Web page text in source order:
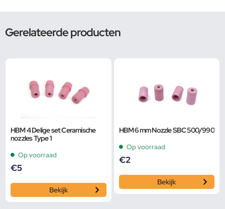
Gerelateerde producten
HBM 4 Delige set Ceramische
nozzles Type 1
Op voorraad
€5
Bekijk
HBM 6 mm Nozzle SBC 500/990
Op voorraad
€2
Bekijk